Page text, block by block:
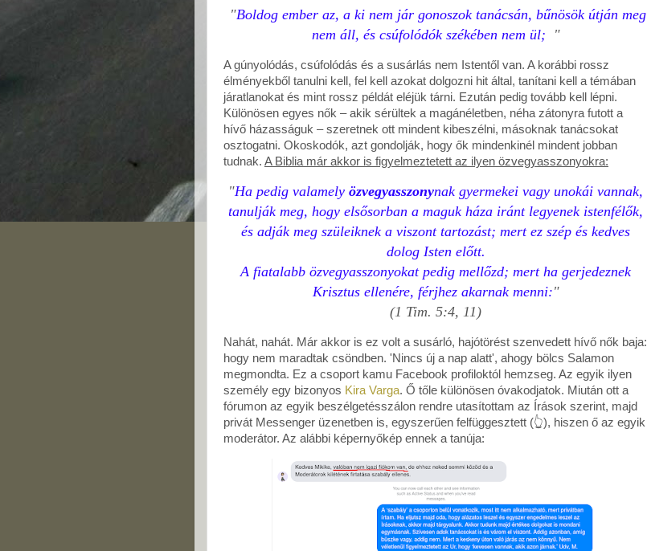
"Boldog ember az, a ki nem jár gonoszok tanácsán, bűnösök útján meg
nem áll, és csúfolódók székében nem ül; "
A gúnyolódás, csúfolódás és a susárlás nem Istentől van. A korábbi rossz
élményekből tanulni kell, fel kell azokat dolgozni hit által, tanítani kell a témában
járatlanokat és mint rossz példát eléjük tárni. Ezután pedig tovább kell lépni.
Különösen egyes nők – akik sérültek a magánéletben, néha zátonyra futott a
hívő házasságuk – szeretnek ott mindent kibeszélni, másoknak tanácsokat
osztogatni. Okoskodók, azt gondolják, hogy ők mindenkinél mindent jobban
tudnak. A Biblia már akkor is figyelmeztetett az ilyen özvegyasszonyokra:
"Ha pedig valamely özvegyasszonynak gyermekei vagy unokái vannak,
tanulják meg, hogy elsősorban a maguk háza iránt legyenek istenfélők,
és adják meg szüleiknek a viszont tartozást; mert ez szép és kedves
dolog Isten előtt.
A fiatalabb özvegyasszonyokat pedig mellőzd; mert ha gerjedeznek
Krisztus ellenére, férjhez akarnak menni:"
(1 Tim. 5:4, 11)
Nahát, nahát. Már akkor is ez volt a susárló, hajótörést szenvedett hívő nők baja:
hogy nem maradtak csöndben. 'Nincs új a nap alatt', ahogy bölcs Salamon
megmondta. Ez a csoport kamu Facebook profiloktól hemzseg. Az egyik ilyen
személy egy bizonyos Kira Varga. Ő tőle különösen óvakodjatok. Miután ott a
fórumon az egyik beszélgetésszálon rendre utasítottam az Írások szerint, majd
privát Messenger üzenetben is, egyszerűen felfüggesztett (👆), hiszen ő az egyik
moderátor. Az alábbi képernyőkép ennek a tanúja: